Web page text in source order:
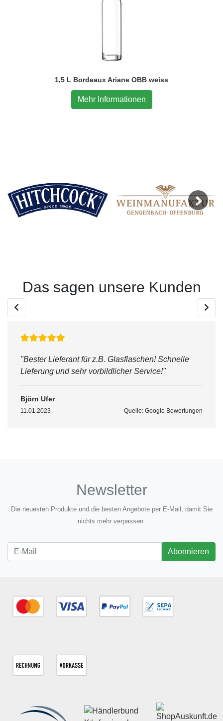
1,5 L Bordeaux Ariane OBB weiss
Mehr Informationen
Das sagen unsere Kunden
"Bester Lieferant für z.B. Glasflaschen! Schnelle
Lieferung und sehr vorbildlicher Service!"
Björn Ufer
11.01.2023 Quelle: Google Bewertungen
Newsletter
Die neuesten Produkte und die besten Angebote per E-Mail, damit Sie
nichts mehr verpassen.
Newsletter
Abonnieren